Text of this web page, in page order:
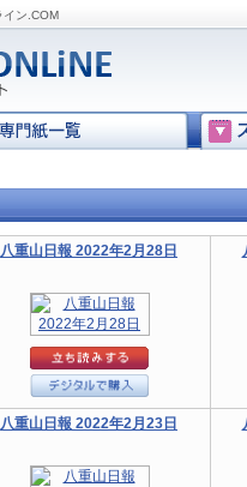
イン.COM
八重山日報 2022年2月28日
八重山日報 2022年2月23日